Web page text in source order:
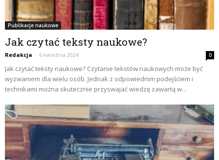
Publikacje naukowe
Jak czytać teksty naukowe?
Redakcja - 6 kwietnia 2024 0
Jak czytać teksty naukowe? Czytanie tekstów naukowych może być
wyzwaniem dla wielu osób. Jednak z odpowiednim podejściem i
technikami można skutecznie przyswajać wiedzę zawartą w...